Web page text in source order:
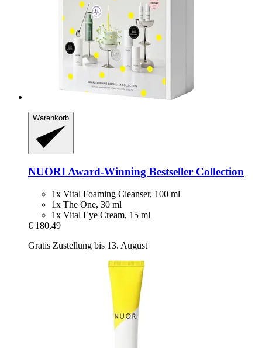
Warenkorb
NUORI Award-​Winning Bestseller Collection
1x Vital Foaming Cleanser, 100 ml
1x The One, 30 ml
1x Vital Eye Cream, 15 ml
€ 180,49
Gratis Zustellung bis 13. August